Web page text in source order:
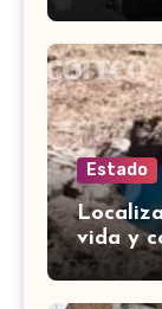
Estado
vida y
Tenería